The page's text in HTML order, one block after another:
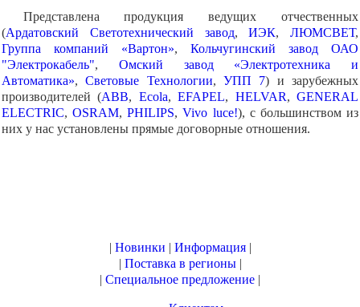
Представлена продукция ведущих отчественных
(Ардатовский Светотехнический завод,ИЭК, ЛЮМСВЕТ,
Группа компаний «Вартон», Кольчугинский завод ОАО
"Электрокабель", Омский завод «Электротехника и
Автоматика»,Световые Технологии,УПП 7) и зарубежных
производителей (ABB, Ecola,EFAPEL, HELVAR,GENERAL
ELECTRIC,OSRAM,PHILIPS,Vivo luce!), с большинством из
них у нас установлены прямые договорные отношения.
| Новинки | Информация|
| Поставка в регионы|
| Специальное предложение |